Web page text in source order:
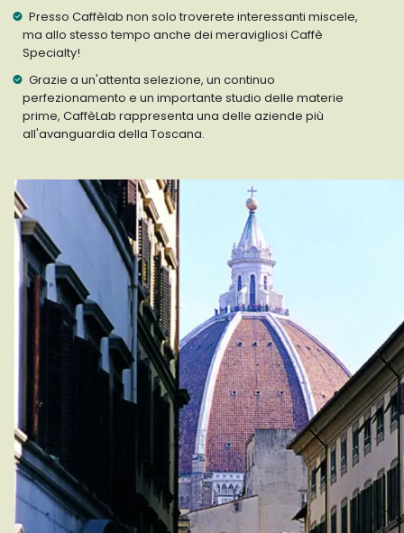
Presso Caffèlab non solo troverete interessanti miscele,
ma allo stesso tempo anche dei meravigliosi Caffè
Specialty!
Grazie a un'attenta selezione, un continuo
perfezionamento e un importante studio delle materie
prime, CaffèLab rappresenta una delle aziende più
all'avanguardia della Toscana.